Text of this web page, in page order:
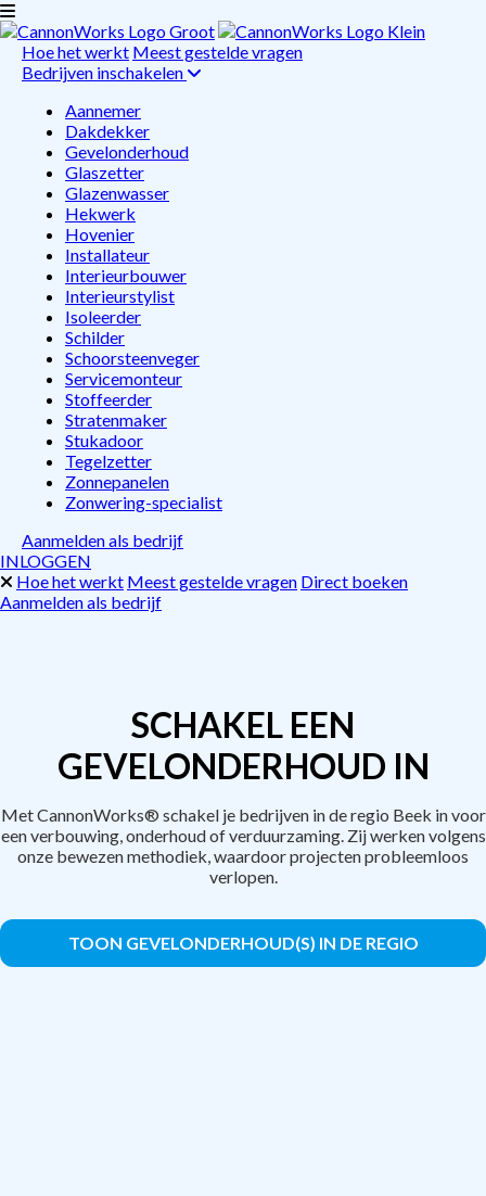
Hoe het werkt Meest gestelde vragen
Bedrijven inschakelen
Aannemer
Dakdekker
Gevelonderhoud
Glaszetter
Glazenwasser
Hekwerk
Hovenier
Installateur
Interieurbouwer
Interieurstylist
Isoleerder
Schilder
Schoorsteenveger
Servicemonteur
Stoffeerder
Stratenmaker
Stukadoor
Tegelzetter
Zonnepanelen
Zonwering-specialist
Aanmelden als bedrijf
INLOGGEN
Hoe het werkt Meest gestelde vragen Direct boeken
Aanmelden als bedrijf
SCHAKEL EEN
GEVELONDERHOUD IN
Met CannonWorks® schakel je bedrijven in de regio Beek in voor
een verbouwing, onderhoud of verduurzaming. Zij werken volgens
onze bewezen methodiek, waardoor projecten probleemloos
verlopen.
TOON GEVELONDERHOUD(S) IN DE REGIO